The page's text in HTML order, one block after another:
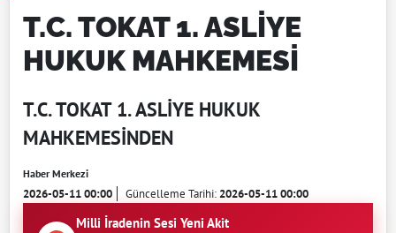
T.C. TOKAT 1. ASLİYE
HUKUK MAHKEMESİ
T.C. TOKAT 1. ASLİYE HUKUK
MAHKEMESİNDEN
Haber Merkezi
2026-05-11 00:00 Güncelleme Tarihi:2026-05-11 00:00
Milli İradenin Sesi Yeni Akit